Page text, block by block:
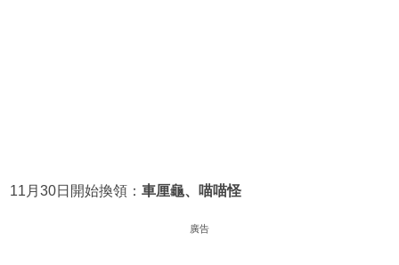
11月30日開始換領： 車厘龜、喵喵怪
廣告